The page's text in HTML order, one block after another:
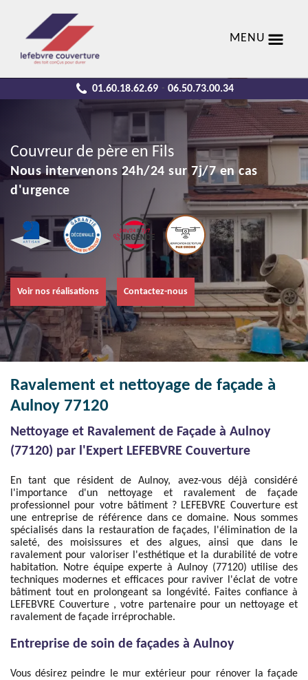
MENU
01.60.18.62.69 - 06.50.73.00.34
Couvreur de père en Fils
Nous intervenons 24h/24 sur 7j/7 en cas
d'urgence
Voir nos réalisations Contactez-nous
Ravalement et nettoyage de façade à
Aulnoy 77120
Nettoyage et Ravalement de Façade à Aulnoy
(77120) par l'Expert LEFEBVRE Couverture
En tant que résident de Aulnoy, avez-vous déjà considéré
l'importance d'un nettoyage et ravalement de façade
professionnel pour votre bâtiment ? LEFEBVRE Couverture est
une entreprise de référence dans ce domaine. Nous sommes
spécialisés dans la restauration de façades, l'élimination de la
saleté, des moisissures et des algues, ainsi que dans le
ravalement pour valoriser l'esthétique et la durabilité de votre
habitation. Notre équipe experte à Aulnoy (77120) utilise des
techniques modernes et efficaces pour raviver l'éclat de votre
bâtiment tout en prolongeant sa longévité. Faites confiance à
LEFEBVRE Couverture , votre partenaire pour un nettoyage et
ravalement de façade irréprochable.
Entreprise de soin de façades à Aulnoy
Vous désirez peindre le mur extérieur pour rénover la façade